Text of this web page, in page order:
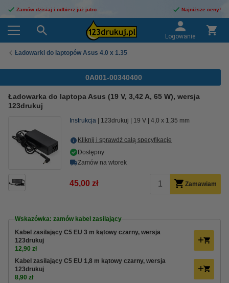
Zamów dzisiaj i odbierz już jutro Najniższe ceny!
Logowanie
Ładowarki do laptopów Asus 4.0 x 1.35
0A001-00340400
Ładowarka do laptopa Asus (19 V, 3,42 A, 65 W), wersja
123drukuj
Instrukcja 123drukuj 19 V 4,0 x 1,35 mm
Kliknij i sprawdź całą specyfikacje
Dostępny
Zamów na wtorek
45,00 zł Zamawiam
Wskazówka: zamów kabel zasilający
Kabel zasilający C5 EU 3 m kątowy czarny, wersja
123drukuj
12,90 zł
Kabel zasilający C5 EU 1,8 m kątowy czarny, wersja
123drukuj
8,90 zł